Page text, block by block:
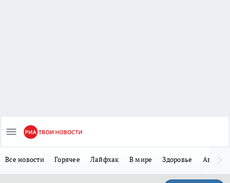
Все новости Горячее Лайфхак В мире Здоровье Авто